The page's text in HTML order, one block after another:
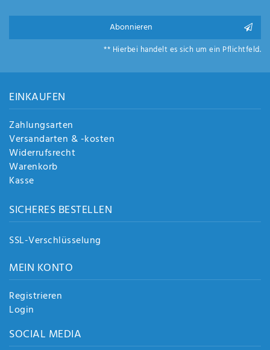
gelesen
e
sen
n
Abonnieren
** Hierbei handelt es sich um ein Pflichtfeld.
EINKAUFEN
Zahlungsarten
Versandarten & -kosten
Widerrufsrecht
Warenkorb
Kasse
SICHERES BESTELLEN
SSL-Verschlüsselung
MEIN KONTO
Registrieren
Login
SOCIAL MEDIA